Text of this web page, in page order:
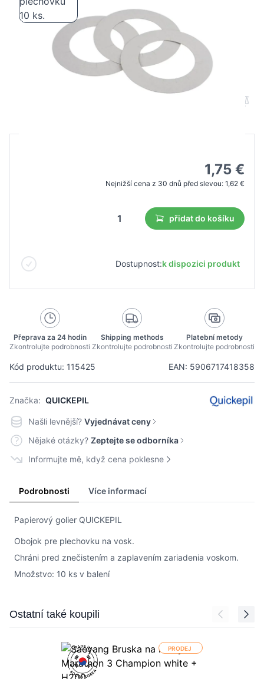
Quickepil papierový golier na plechovku
Kód produktu: 115425 EAN: 5906717418358
Značka: QUICKEPIL
1,75 €
Nejnižší cena z 30 dnů před slevou: 1,62 €
přidat do košíku
Dostupnost:k dispozici produkt
Přeprava za 24 hodin
Zkontrolujte podrobnosti
Shipping methods
Zkontrolujte podrobnosti
Platební metody
Zkontrolujte podrobnosti
Našli levnější? Vyjednávat ceny
Nějaké otázky? Zeptejte se odborníka
Informujte mě, když cena poklesne
Podrobnosti Více informací
Papierový golier QUICKEPIL
Obojok pre plechovku na vosk.
Chráni pred znečistením a zaplavením zariadenia voskom.
Množstvo: 10 ks v balení
Press to skip carousel
Ostatní také koupili
PRODEJ